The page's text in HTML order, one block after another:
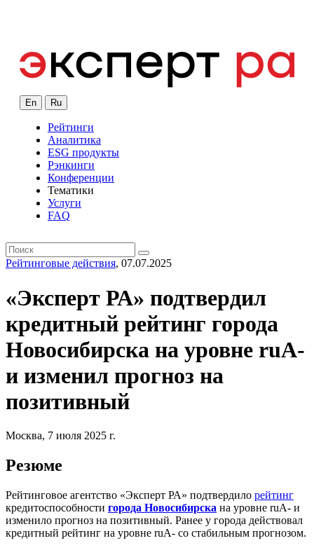
En Ru
Рейтинги
Аналитика
ESG продукты
Рэнкинги
Конференции
Тематики
Услуги
FAQ
Рейтинговые действия, 07.07.2025
«Эксперт РА» подтвердил
кредитный рейтинг города
Новосибирска на уровне ruА-
и изменил прогноз на
позитивный
Москва, 7 июля 2025 г.
Резюме
Рейтинговое агентство «Эксперт РА» подтвердило рейтинг
кредитоспособности города Новосибирска на уровне ruА- и
изменило прогноз на позитивный. Ранее у города действовал
кредитный рейтинг на уровне ruА- со стабильным прогнозом.